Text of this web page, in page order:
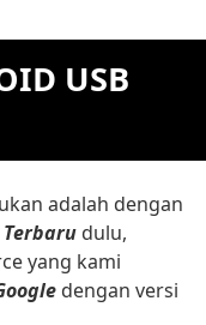
USB
adalah dengan
Terbaru dulu,
yang kami
dengan versi